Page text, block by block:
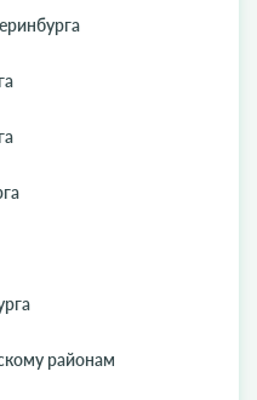
районам